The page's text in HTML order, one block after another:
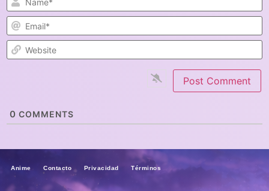
0 COMMENTS
Anime Contacto Privacidad Términos